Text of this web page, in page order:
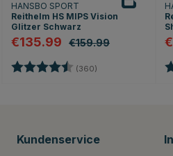
HANSBO SPORT
Reithelm HS MIPS Vision
Glitzer Schwarz
€135.99 €159.99
Bewertung: (360) 4.7 von 5 Sternen
Kundenservice